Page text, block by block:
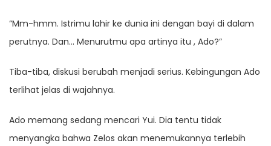
“Mm-hmm. Istrimu lahir ke dunia ini dengan bayi di dalam
perutnya. Dan… Menurutmu apa artinya itu , Ado?”
Tiba-tiba, diskusi berubah menjadi serius. Kebingungan Ado
terlihat jelas di wajahnya.
Ado memang sedang mencari Yui. Dia tentu tidak
menyangka bahwa Zelos akan menemukannya terlebih